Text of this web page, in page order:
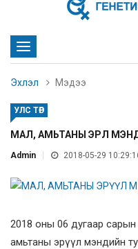
Toggle
navigation
Эхлэл
Мэдээ
УЛС ТӨР
МАЛ, АМЬТАНЫ ЭРҮҮЛ
Admin 2018-05-29
2018 оны 06 дугаар сарын
амьтаны эрүүл мэндийн